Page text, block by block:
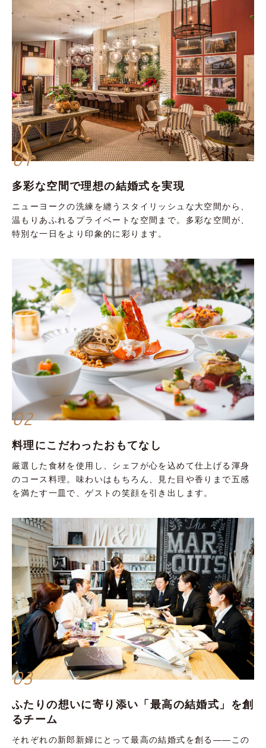
01
多彩な空間で理想の結婚式を実現
ニューヨークの洗練を纏うスタイリッシュな大空間から、
温もりあふれるプライベートな空間まで。多彩な空間が、
特別な一日をより印象的に彩ります。
02
料理にこだわったおもてなし
厳選した食材を使用し、シェフが心を込めて仕上げる渾身
のコース料理。味わいはもちろん、見た目や香りまで五感
を満たす一皿で、ゲストの笑顔を引き出します。
03
ふたりの想いに寄り添い「最高の結婚式」を創
るチーム
それぞれの新郎新婦にとって最高の結婚式を創る——この